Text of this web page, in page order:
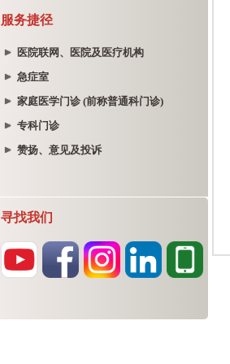
服务捷径
医院联网、医院及医疗机构
急症室
家庭医学门诊 (前称普通科门诊)
专科门诊
赞扬、意见及投诉
寻找我们